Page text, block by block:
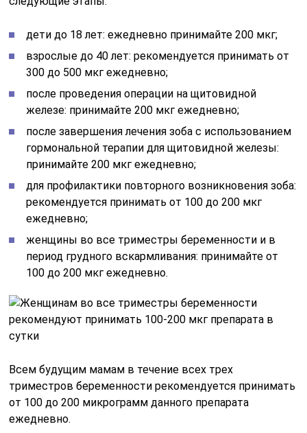
дети до 18 лет: ежедневно принимайте 200 мкг;
взрослые до 40 лет: рекомендуется принимать от
300 до 500 мкг ежедневно;
после проведения операции на щитовидной
железе: принимайте 200 мкг ежедневно;
после завершения лечения зоба с использованием
гормональной терапии для щитовидной железы:
принимайте 200 мкг ежедневно;
для профилактики повторного возникновения зоба:
рекомендуется принимать от 100 до 200 мкг
ежедневно;
женщины во все триместры беременности и в
период грудного вскармливания: принимайте от
100 до 200 мкг ежедневно.
Всем будущим мамам в течение всех трех
триместров беременности рекомендуется принимать
от 100 до 200 микрограмм данного препарата
ежедневно.